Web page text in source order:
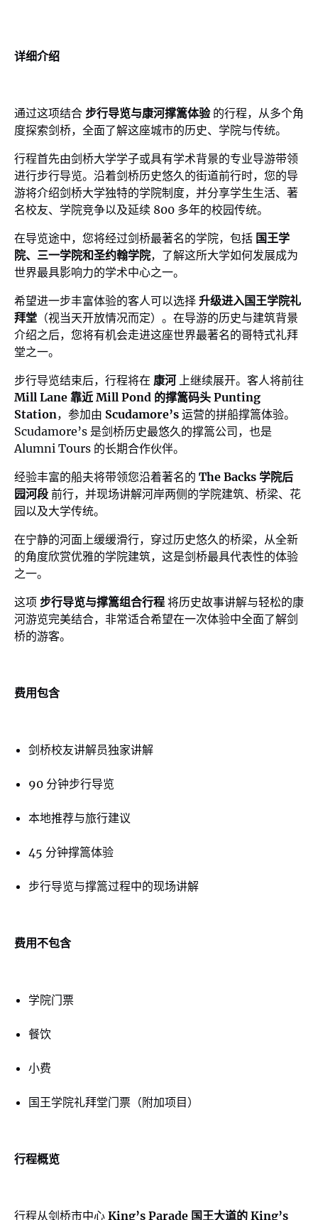
详细介绍
通过这项结合 步行导览与康河撑篙体验的行程，从多个角
度探索剑桥，全面了解这座城市的历史、学院与传统。
行程首先由剑桥大学学子或具有学术背景的专业导游带领
进行步行导览。沿着剑桥历史悠久的街道前行时，您的导
游将介绍剑桥大学独特的学院制度，并分享学生生活、著
名校友、学院竞争以及延续 800 多年的校园传统。
在导览途中，您将经过剑桥最著名的学院，包括 国王学
院、三一学院和圣约翰学院，了解这所大学如何发展成为
世界最具影响力的学术中心之一。
希望进一步丰富体验的客人可以选择 升级进入国王学院礼
拜堂 （视当天开放情况而定）。在导游的历史与建筑背景
介绍之后，您将有机会走进这座世界最著名的哥特式礼拜
堂之一。
步行导览结束后，行程将在 康河 上继续展开。客人将前往
Mill Lane 靠近 Mill Pond 的撑篙码头 Punting
Station，参加由 Scudamore’s 运营的拼船撑篙体验。
Scudamore’s 是剑桥历史最悠久的撑篙公司，也是
Alumni Tours 的长期合作伙伴。
经验丰富的船夫将带领您沿着著名的 The Backs 学院后
园河段 前行，并现场讲解河岸两侧的学院建筑、桥梁、花
园以及大学传统。
在宁静的河面上缓缓滑行，穿过历史悠久的桥梁，从全新
的角度欣赏优雅的学院建筑，这是剑桥最具代表性的体验
之一。
这项 步行导览与撑篙组合行程 将历史故事讲解与轻松的康
河游览完美结合，非常适合希望在一次体验中全面了解剑
桥的游客。
费用包含
剑桥校友讲解员独家讲解
90 分钟步行导览
本地推荐与旅行建议
45 分钟撑篙体验
步行导览与撑篙过程中的现场讲解
费用不包含
学院门票
餐饮
小费
国王学院礼拜堂门票（附加项目）
行程概览
行程从剑桥市中心 King’s Parade 国王大道的 King’s